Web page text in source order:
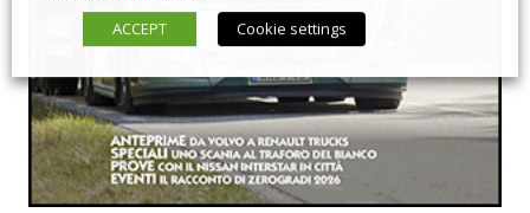
ACCEPT
Cookie settings